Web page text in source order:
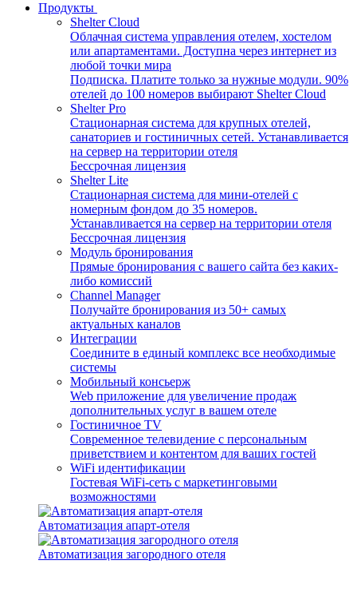
Продукты
Shelter Cloud
Облачная система управления отелем, хостелом
или апартаментами. Доступна через интернет из
любой точки мира
Подписка. Платите только за нужные модули. 90%
отелей до 100 номеров выбирают Shelter Cloud
Shelter Pro
Стационарная система для крупных отелей,
санаториев и гостиничных сетей. Устанавливается
на сервер на территории отеля
Бессрочная лицензия
Shelter Lite
Стационарная система для мини-отелей с
номерным фондом до 35 номеров.
Устанавливается на сервер на территории отеля
Бессрочная лицензия
Модуль бронирования
Прямые бронирования с вашего сайта без каких-
либо комиссий
Channel Manager
Получайте бронирования из 50+ самых
актуальных каналов
Интеграции
Соедините в единый комплекс все необходимые
системы
Мобильный консьерж
Web приложение для увеличение продаж
дополнительных услуг в вашем отеле
Гостиничное TV
Современное телевидение с персональным
приветствием и контентом для ваших гостей
WiFi идентификации
Гостевая WiFi-сеть с маркетинговыми
возможностями
Автоматизация апарт-отеля
Автоматизация загородного отеля